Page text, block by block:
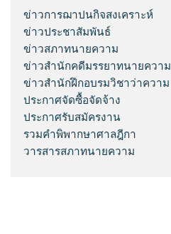
ข่าวการฌาปนกิจสงเคราะห์
ข่าวประชาสัมพันธ์
ข่าวสภาทนายความ
ข่าวสำนักคดีมรรยาทนายความ
ข่าวสำนักฝึกอบรมวิชาว่าความ
ประกาศจัดซื้อจัดจ้าง
ประกาศรับสมัครงาน
รวมคำพิพากษาศาลฎีกา
วารสารสภาทนายความ